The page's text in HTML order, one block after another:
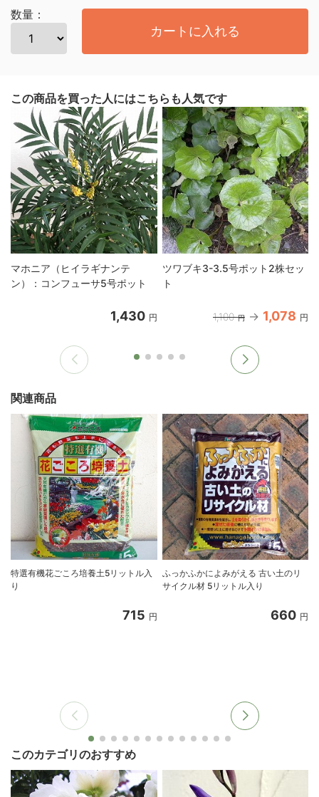
数量：
カートに入れる
この商品を買った人にはこちらも人気です
マホニア（ヒイラギナンテ
ン）：コンフューサ5号ポット
1,430 円
ツワブキ3-3.5号ポット2株セッ
ト
1,100 円 1,078 円
関連商品
特選有機花ごころ培養土5リットル入
り
715 円
ふっかふかによみがえる 古い土のリ
サイクル材 5リットル入り
660 円
このカテゴリのおすすめ